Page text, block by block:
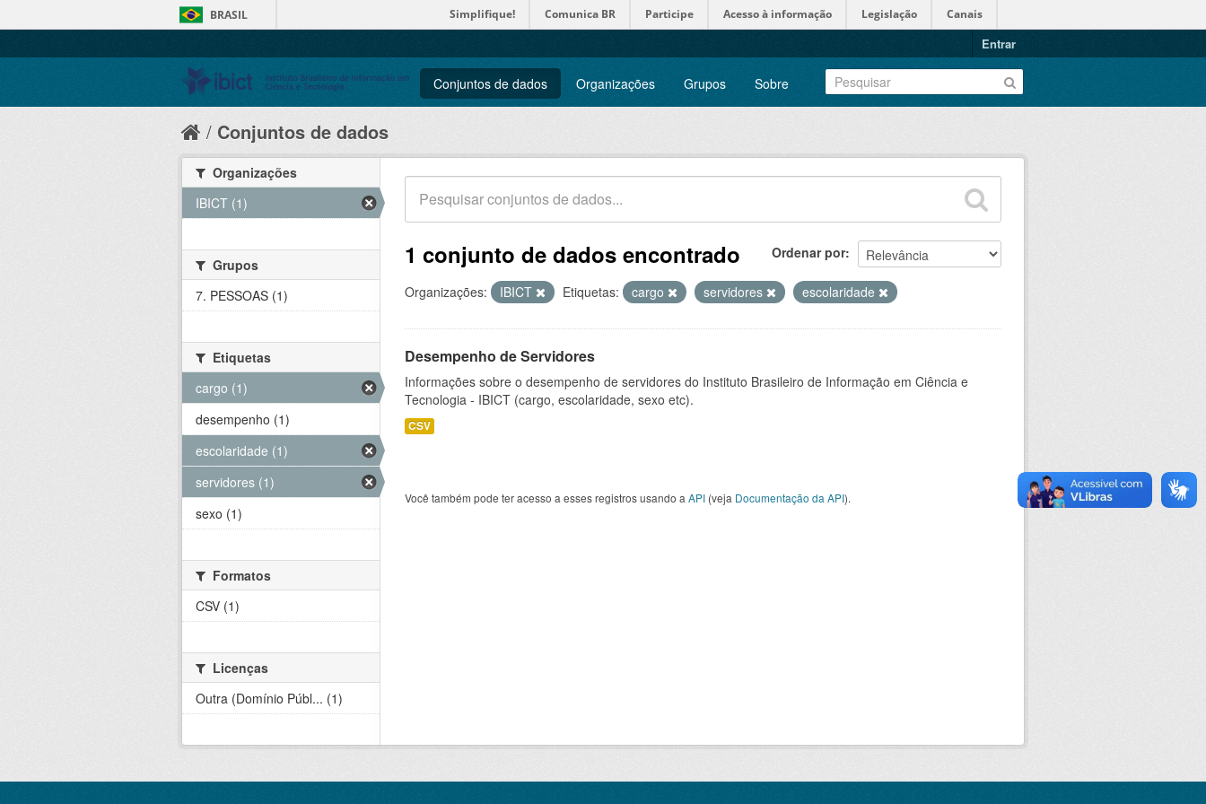
BRASIL Simplifique! Comunica BR Participe Acesso à informação Legislação Canais
Entrar
Conjuntos de dados Organizações Grupos Sobre
Conjuntos de dados
Ordenar por
1 conjunto de dados encontrado
Organizações: IBICT Etiquetas: cargo servidores escolaridade
Desempenho de Servidores
Informações sobre o desempenho de servidores do Instituto Brasileiro de Informação em Ciência e
Tecnologia - IBICT (cargo, escolaridade, sexo etc).
CSV
Você também pode ter acesso a esses registros usando a API (veja Documentação da API).
Organizações
IBICT (1)
Grupos
7. PESSOAS (1)
Etiquetas
cargo (1)
desempenho (1)
escolaridade (1)
servidores (1)
sexo (1)
Formatos
CSV (1)
Licenças
Outra (Domínio Públ... (1)